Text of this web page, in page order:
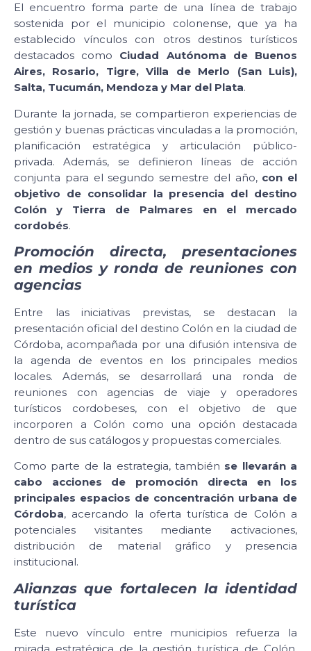
El encuentro forma parte de una línea de trabajo
sostenida por el municipio colonense, que ya ha
establecido vínculos con otros destinos turísticos
destacados como Ciudad Autónoma de Buenos
Aires, Rosario, Tigre, Villa de Merlo (San Luis),
Salta, Tucumán, Mendoza y Mar del Plata.
Durante la jornada, se compartieron experiencias de
gestión y buenas prácticas vinculadas a la promoción,
planificación estratégica y articulación público-
privada. Además, se definieron líneas de acción
conjunta para el segundo semestre del año, con el
objetivo de consolidar la presencia del destino
Colón y Tierra de Palmares en el mercado
cordobés.
Promoción directa, presentaciones
en medios y ronda de reuniones con
agencias
Entre las iniciativas previstas, se destacan la
presentación oficial del destino Colón en la ciudad de
Córdoba, acompañada por una difusión intensiva de
la agenda de eventos en los principales medios
locales. Además, se desarrollará una ronda de
reuniones con agencias de viaje y operadores
turísticos cordobeses, con el objetivo de que
incorporen a Colón como una opción destacada
dentro de sus catálogos y propuestas comerciales.
Como parte de la estrategia, también se llevarán a
cabo acciones de promoción directa en los
principales espacios de concentración urbana de
Córdoba, acercando la oferta turística de Colón a
potenciales visitantes mediante activaciones,
distribución de material gráfico y presencia
institucional.
Alianzas que fortalecen la identidad
turística
Este nuevo vínculo entre municipios refuerza la